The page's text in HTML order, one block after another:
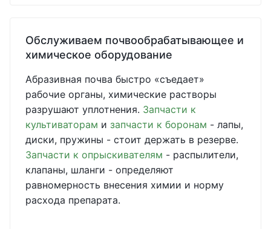
Обслуживаем почвообрабатывающее и
химическое оборудование
Абразивная почва быстро «съедает»
рабочие органы, химические растворы
разрушают уплотнения. Запчасти к
культиваторам и запчасти к боронам - лапы,
диски, пружины - стоит держать в резерве.
Запчасти к опрыскивателям - распылители,
клапаны, шланги - определяют
равномерность внесения химии и норму
расхода препарата.